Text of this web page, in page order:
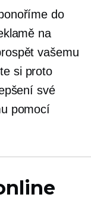
do
na
vašemu
si proto
své
pomocí